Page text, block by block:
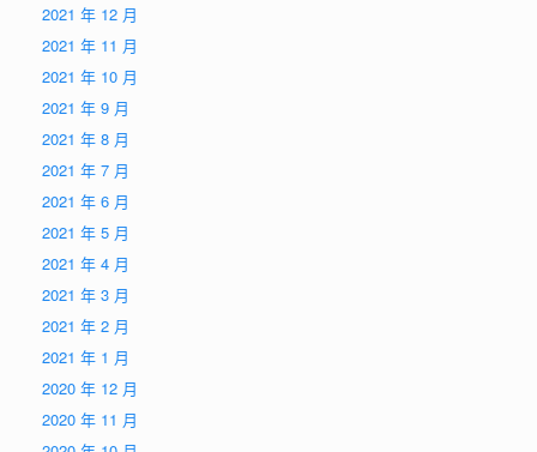
2021 年 12 月
2021 年 11 月
2021 年 10 月
2021 年 9 月
2021 年 8 月
2021 年 7 月
2021 年 6 月
2021 年 5 月
2021 年 4 月
2021 年 3 月
2021 年 2 月
2021 年 1 月
2020 年 12 月
2020 年 11 月